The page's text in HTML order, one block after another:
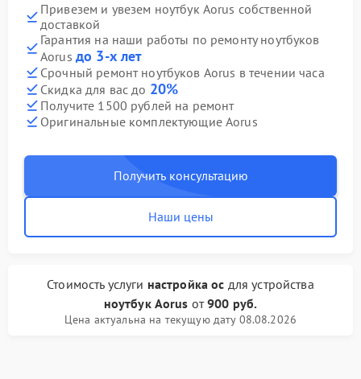
Привезем и увезем ноутбук Aorus собственной
доставкой
Гарантия на наши работы по ремонту ноутбуков
Aorus до 3-х лет
Срочный ремонт ноутбуков Aorus в течении часа
Скидка для вас до 20%
Получите 1500 рублей на ремонт
Оригинальные комплектующие Aorus
Получить консультацию
Наши цены
Стоимость услуги настройка ос для устройства
ноутбук Aorus от900 руб.
Цена актуальна на текущую дату 08.08.2026